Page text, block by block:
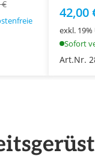
42,00
exkl. 19%
Sofort
Art.Nr.